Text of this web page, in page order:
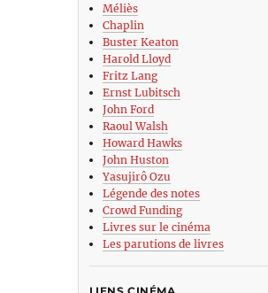
Méliès
Chaplin
Buster Keaton
Harold Lloyd
Fritz Lang
Ernst Lubitsch
John Ford
Raoul Walsh
Howard Hawks
John Huston
Yasujirô Ozu
Légende des notes
Crowd Funding
Livres sur le cinéma
Les parutions de livres